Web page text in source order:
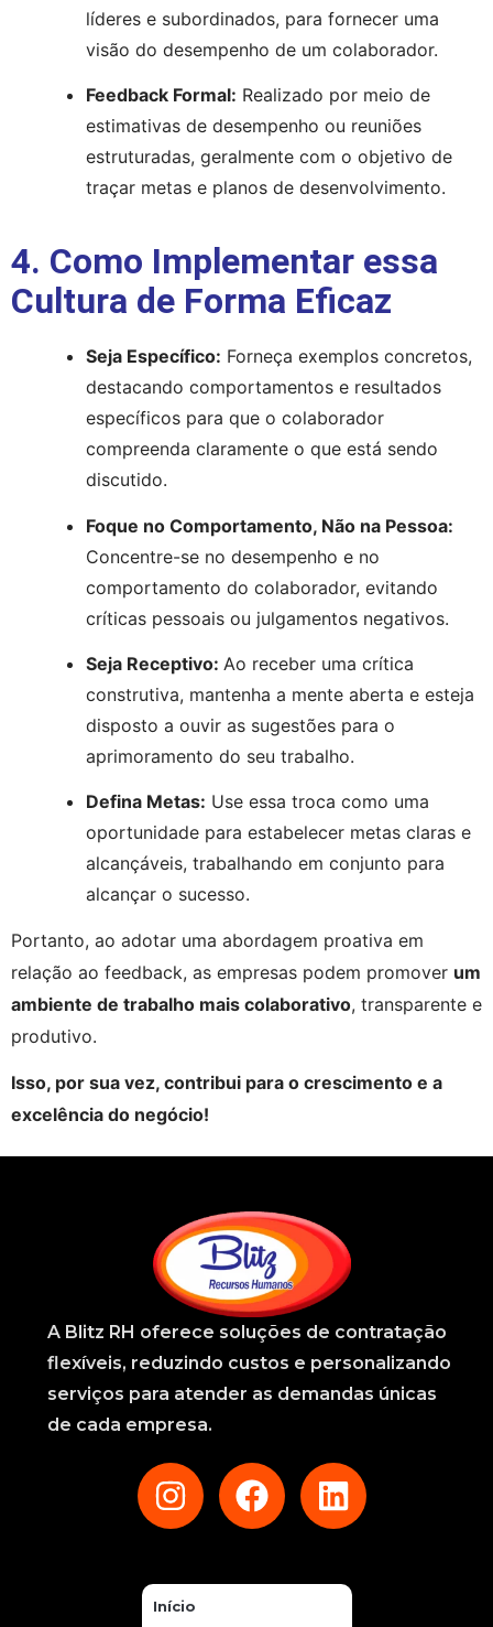
líderes e subordinados, para fornecer uma
visão do desempenho de um colaborador.
Feedback Formal: Realizado por meio de
estimativas de desempenho ou reuniões
estruturadas, geralmente com o objetivo de
traçar metas e planos de desenvolvimento.
4. Como Implementar essa
Cultura de Forma Eficaz
Seja Específico: Forneça exemplos concretos,
destacando comportamentos e resultados
específicos para que o colaborador
compreenda claramente o que está sendo
discutido.
Foque no Comportamento, Não na Pessoa:
Concentre-se no desempenho e no
comportamento do colaborador, evitando
críticas pessoais ou julgamentos negativos.
Seja Receptivo: Ao receber uma crítica
construtiva, mantenha a mente aberta e esteja
disposto a ouvir as sugestões para o
aprimoramento do seu trabalho.
Defina Metas: Use essa troca como uma
oportunidade para estabelecer metas claras e
alcançáveis, trabalhando em conjunto para
alcançar o sucesso.
Portanto, ao adotar uma abordagem proativa em
relação ao feedback, as empresas podem promover um
ambiente de trabalho mais colaborativo, transparente e
produtivo.
Isso, por sua vez, contribui para o crescimento e a
excelência do negócio!
A Blitz RH oferece soluções de contratação
flexíveis, reduzindo custos e personalizando
serviços para atender as demandas únicas
de cada empresa.
Início